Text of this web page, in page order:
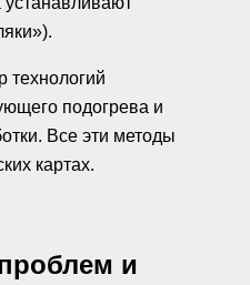
подогрева и
Все эти методы
картах.
и